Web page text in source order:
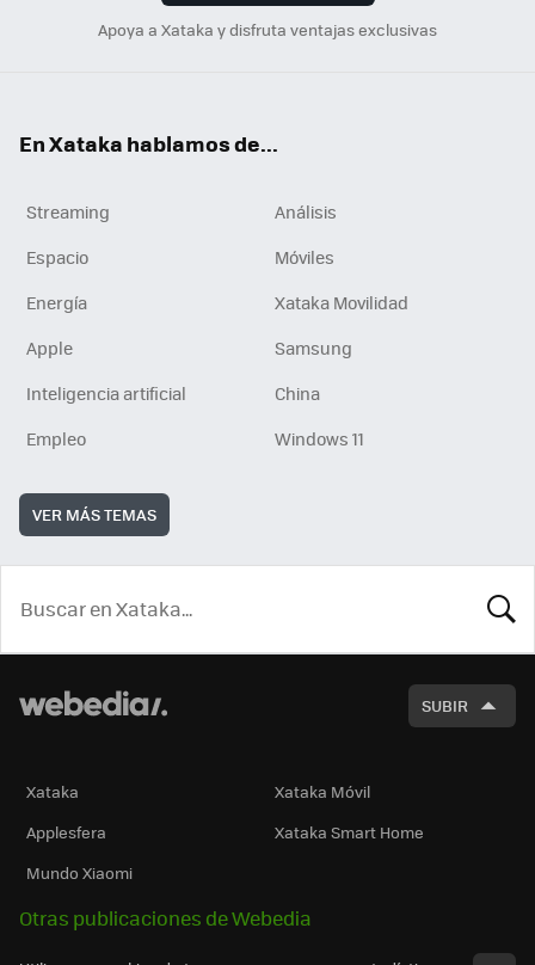
Apoya a Xataka y disfruta ventajas exclusivas
En Xataka hablamos de...
Streaming
Análisis
Espacio
Móviles
Energía
Xataka Movilidad
Apple
Samsung
Inteligencia artificial
China
Empleo
Windows 11
VER MÁS TEMAS
SUBIR
Xataka
Xataka Móvil
Applesfera
Xataka Smart Home
Mundo Xiaomi
Otras publicaciones de Webedia